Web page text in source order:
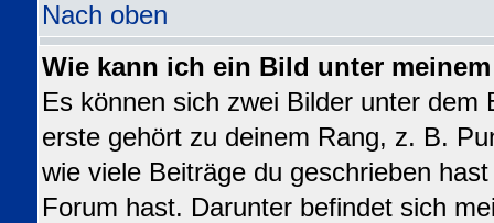
Nach oben
Wie kann ich ein Bild unter
Es können sich zwei Bilder unter dem
erste gehört zu deinem Rang, z. B.
wie viele Beiträge du geschrieben
Forum hast. Darunter befindet sich